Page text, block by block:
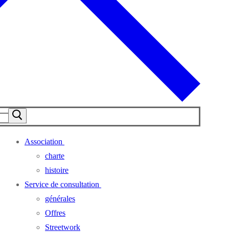
Association
charte
histoire
Service de consultation
générales
Offres
Streetwork